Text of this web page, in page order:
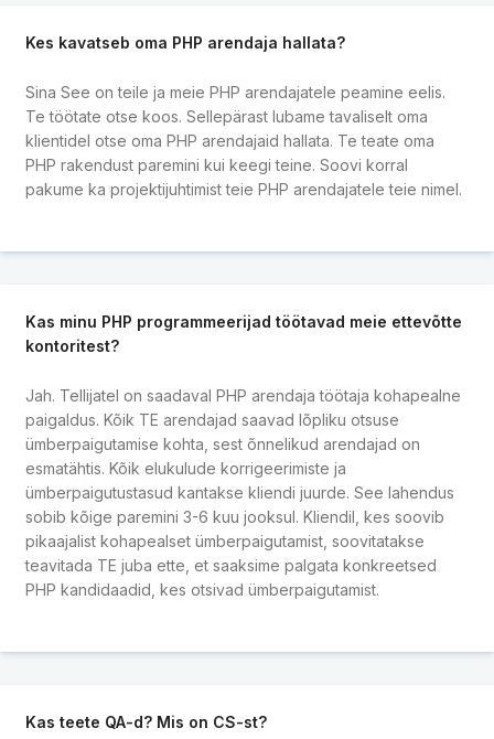
Kes kavatseb oma PHP arendaja hallata?
Sina See on teile ja meie PHP arendajatele peamine eelis.
Te töötate otse koos. Sellepärast lubame tavaliselt oma
klientidel otse oma PHP arendajaid hallata. Te teate oma
PHP rakendust paremini kui keegi teine. Soovi korral
pakume ka projektijuhtimist teie PHP arendajatele teie nimel.
Kas minu PHP programmeerijad töötavad meie ettevõtte
kontoritest?
Jah. Tellijatel on saadaval PHP arendaja töötaja kohapealne
paigaldus. Kõik TE arendajad saavad lõpliku otsuse
ümberpaigutamise kohta, sest õnnelikud arendajad on
esmatähtis. Kõik elukulude korrigeerimiste ja
ümberpaigutustasud kantakse kliendi juurde. See lahendus
sobib kõige paremini 3-6 kuu jooksul. Kliendil, kes soovib
pikaajalist kohapealset ümberpaigutamist, soovitatakse
teavitada TE juba ette, et saaksime palgata konkreetsed
PHP kandidaadid, kes otsivad ümberpaigutamist.
Kas teete QA-d? Mis on CS-st?